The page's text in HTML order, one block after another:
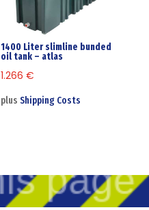
1400 Liter slimline bunded
oil tank – atlas
1.266€
plusShipping Costs